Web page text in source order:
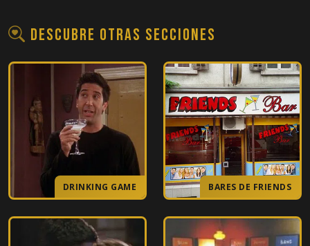
En el que todos cumplen treinta
El del nuevo cerebro de Joey
El de toda la verdad sobre Londres
El del vestido de boda barato
El del premio de Joey
Descubre otras secciones
DRINKING GAME BARES DE FRIENDS